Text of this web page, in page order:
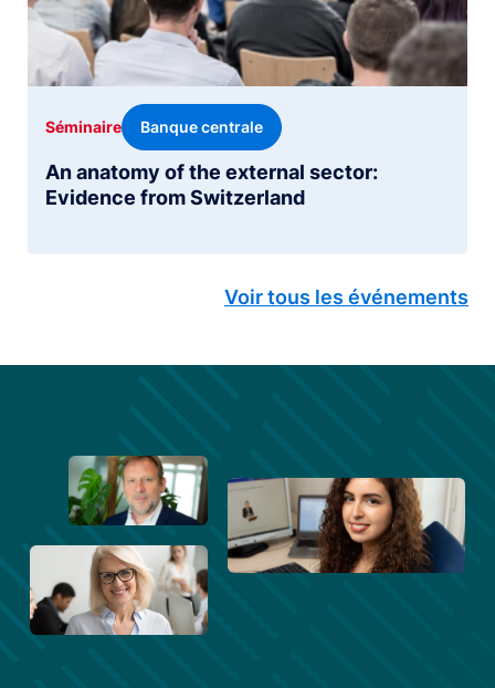
An anatomy of the external sector:
Evidence from Switzerland
Séminaire Banque centrale
Voir tous les événements